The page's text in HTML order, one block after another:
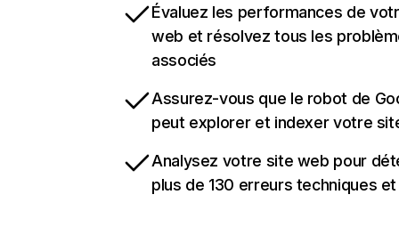
Évaluez les performances de
web et résolvez tous les
associés
Assurez-vous que le robot de
peut explorer et indexer votre
Analysez votre site web pour
plus de 130 erreurs techniques et